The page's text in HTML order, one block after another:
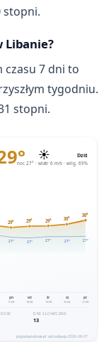
stopni.
Libanie?
czasu 7 dni to
tygodniu.
stopni.